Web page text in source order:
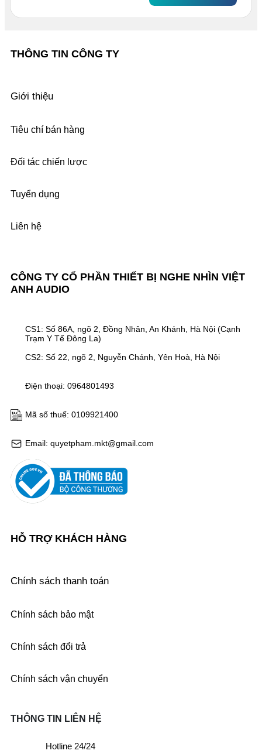
CÔNG TY CỔ PHẦN THIẾT BỊ NGHE NHÌN VIỆT
ANH AUDIO
Email: quyetpham.mkt@gmail.com
Mã số thuế: 0109921400
Điện thoại: 0964801493
CS1: Số 86A, ngõ 2, Đồng Nhân, An Khánh, Hà Nội (Cạnh
Trạm Y Tế Đông La)
CS2: Số 22, ngõ 2, Nguyễn Chánh, Yên Hoà, Hà Nội
THÔNG TIN CÔNG TY
Giới thiệu
Tiêu chí bán hàng
Đối tác chiến lược
Tuyển dụng
Liên hệ
HỖ TRỢ KHÁCH HÀNG
Chính sách thanh toán
Chính sách bảo mật
Chính sách đổi trả
Chính sách vận chuyển
THÔNG TIN LIÊN HỆ
Hotline 24/24